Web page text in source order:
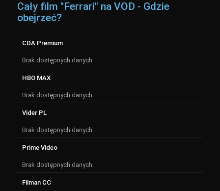
Cały film "Ferrari" na VOD - Gdzie
obejrzeć?
CDA Premium
Brak dostępnych danych
HBO MAX
Brak dostępnych danych
Vider PL
Brak dostępnych danych
Prime Video
Brak dostępnych danych
Filman CC